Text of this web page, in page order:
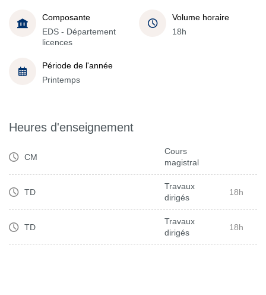
Composante
EDS - Département
licences
Volume horaire
18h
Période de l'année
Printemps
Heures d'enseignement
CM
Cours
magistral
TD
Travaux
dirigés
18h
TD
Travaux
dirigés
18h